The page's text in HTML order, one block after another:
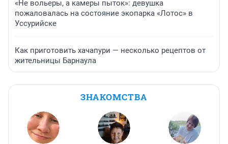
«Не вольеры, а камеры пыток»: девушка
пожаловалась на состояние экопарка «Лотос» в
Уссурийске
Как приготовить хачапури — несколько рецептов от
жительницы Барнаула
ЗНАКОМСТВА